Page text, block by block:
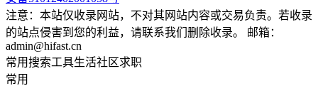
注意：本站仅收录网站，不对其网站内容或交易负责。若收录
的站点侵害到您的利益，请联系我们删除收录。 邮箱：
admin@hifast.cn
常用搜索工具生活社区求职
常用